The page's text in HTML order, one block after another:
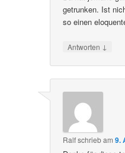
getrunken. Ist
so einen
Antworten ↓
Ralfschriebam9.